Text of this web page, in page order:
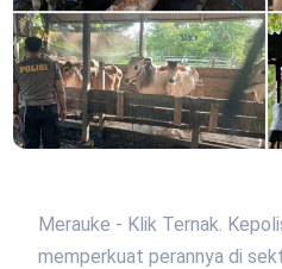
Merauke - Klik Ternak.
memperkuat perannya di